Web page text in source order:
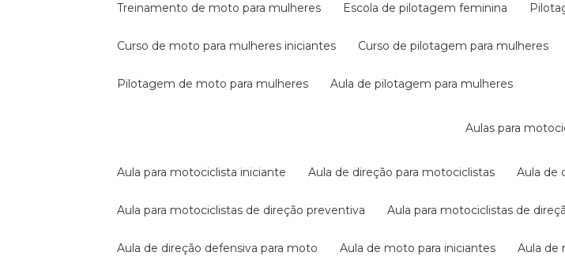
treinamento de moto para mulheres escola de pilotagem feminina
curso de moto para mulheres iniciantes curso de pilotagem para mulheres
pilotagem de moto para mulheres aula de pilotagem para mulheres
aulas para
aula para motociclista iniciante aula de direção para motociclistas aula
aula para motociclistas de direção preventiva aula para motociclistas de
aula de direção defensiva para moto aula de moto para iniciantes aula